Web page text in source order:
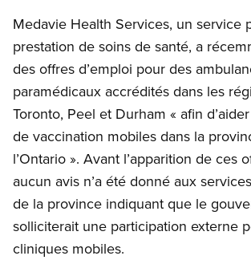
Medavie Health Services, un service
prestation de soins de santé, a
des offres d’emploi pour des
paramédicaux accrédités dans les
Toronto, Peel et Durham « afin
de vaccination mobiles dans la
l’Ontario ». Avant l’apparition de ces
aucun avis n’a été donné aux
de la province indiquant que le
solliciterait une participation externe
cliniques mobiles.